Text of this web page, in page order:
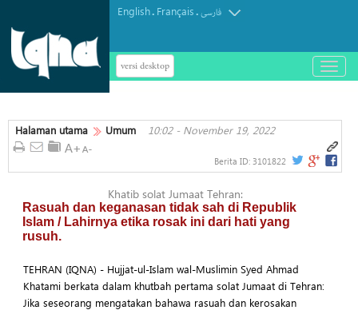
English. Français.فارسی
versi desktop
باز
و
کردن
Halaman utama Umum 10:02 - November 19, 2022
Berita ID: 3101822
Khatib solat Jumaat Tehran:
Rasuah dan keganasan tidak sah di Republik
Islam / Lahirnya etika rosak ini dari hati yang
rusuh.
TEHRAN (IQNA) - Hujjat-ul-Islam wal-Muslimin Syed Ahmad
Khatami berkata dalam khutbah pertama solat Jumaat di Tehran:
Jika seseorang mengatakan bahawa rasuah dan kerosakan